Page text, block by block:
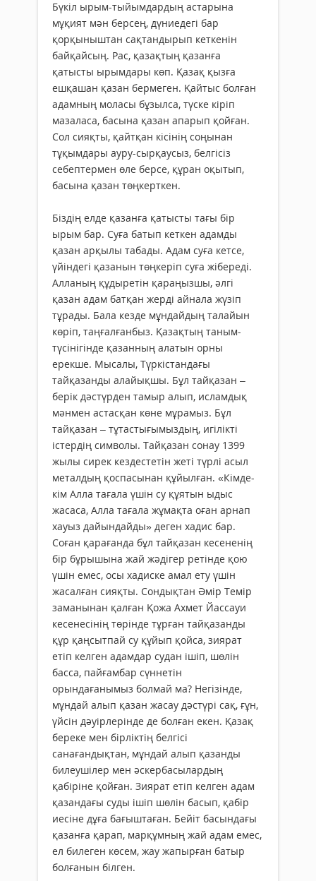
Бүкіл ырым-тыйымдардың астарына
мұқият мән берсең, дүниедегі бар
қорқыныштан сақтандырып кеткенін
байқайсың. Рас, қазақтың қазанға
қатысты ырымдары көп. Қазақ қызға
ешқашан қазан бермеген. Қайтыс болған
адамның моласы бұзылса, түске кіріп
мазаласа, басына қазан апарып қойған.
Сол сияқты, қайтқан кісінің соңынан
тұқымдары ауру-сырқаусыз, белгісіз
себептермен өле берсе, құран оқытып,
басына қазан төңкерткен.
Біздің елде қазанға қатысты тағы бір
ырым бар. Суға батып кеткен адамды
қазан арқылы табады. Адам суға кетсе,
үйіндегі қазанын төңкеріп суға жібереді.
Алланың құдыретін қараңызшы, әлгі
қазан адам батқан жерді айнала жүзіп
тұрады. Бала кезде мұндайдың талайын
көріп, таңғалғанбыз. Қазақтың таным-
түсінігінде қазанның алатын орны
ерекше. Мысалы, Түркістандағы
тайқазанды алайықшы. Бұл тайқазан –
берік дәстүрден тамыр алып, исламдық
мәнмен астасқан көне мұрамыз. Бұл
тайқазан – тұтастығымыздың, игілікті
істердің символы. Тайқазан сонау 1399
жылы сирек кездестетін жеті түрлі асыл
металдың қоспасынан құйылған. «Кімде-
кім Алла тағала үшін су құятын ыдыс
жасаса, Алла тағала жұмақта оған арнап
хауыз дайындайды» деген хадис бар.
Соған қарағанда бұл тайқазан кесененің
бір бұрышына жай жәдігер ретінде қою
үшін емес, осы хадиске амал ету үшін
жасалған сияқты. Сондықтан Әмір Темір
заманынан қалған Қожа Ахмет Йассауи
кесенесінің төрінде тұрған тайқазанды
құр қаңсытпай су құйып қойса, зиярат
етіп келген адамдар судан ішіп, шөлін
басса, пайғамбар сүннетін
орындағанымыз болмай ма? Негізінде,
мұндай алып қазан жасау дәстүрі сақ, ғұн,
үйсін дәуірлерінде де болған екен. Қазақ
береке мен бірліктің белгісі
санағандықтан, мұндай алып қазанды
билеушілер мен әскербасылардың
қабіріне қойған. Зиярат етіп келген адам
қазандағы суды ішіп шөлін басып, қабір
иесіне дұға бағыштаған. Бейіт басындағы
қазанға қарап, марқұмның жай адам емес,
ел билеген көсем, жау жапырған батыр
болғанын білген.